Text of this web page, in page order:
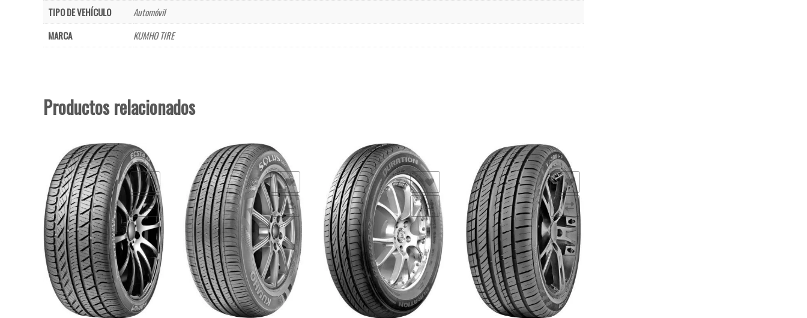
TIPO DE VEHÍCULO
Automóvil
MARCA
KUMHO TIRE
Productos relacionados
Comparar
Añadir a la lista de deseos
Comparar
Añadir a la lista de deseos
Comparar
Añadir a la lista de deseos
Comparar
Añadir a la lista de deseos